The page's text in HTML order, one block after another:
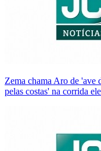
Zema chama Aro de 'ave
pelas costas' na corrida